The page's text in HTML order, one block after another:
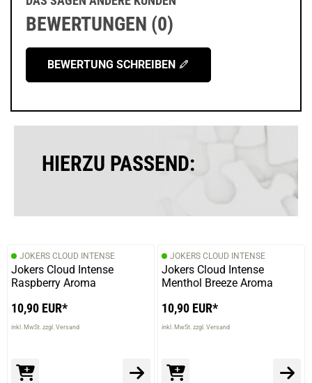
BEWERTUNGEN (0)
BEWERTUNG SCHREIBEN
HIERZU PASSEND:
JOKERS CLOUD INTENSE
Jokers Cloud Intense
Raspberry Aroma
10,90 EUR*
inkl. MwSt. zzgl. Versand
JOKERS CLOUD INTENSE
Jokers Cloud Intense
Menthol Breeze Aroma
10,90 EUR*
inkl. MwSt. zzgl. Versand